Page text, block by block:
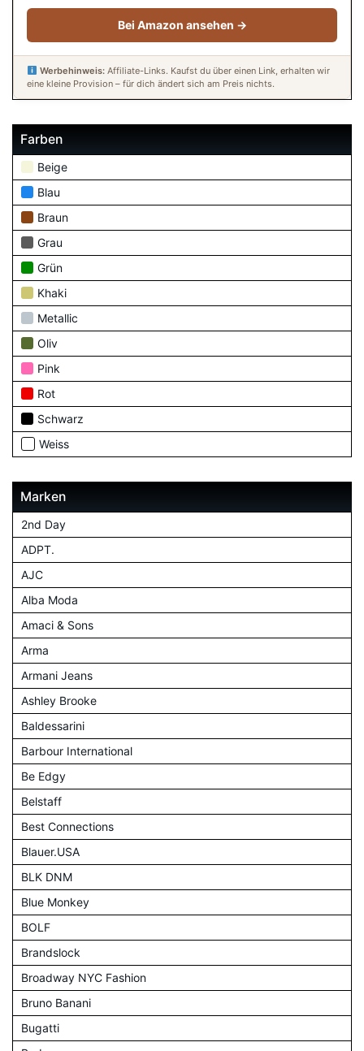
Bei Amazon ansehen →
Werbehinweis:Affiliate-Links. Kaufst du über einen Link, erhalten wir
eine kleine Provision – für dich ändert sich am Preis nichts.
Farben
Beige
Blau
Braun
Grau
Grün
Khaki
Metallic
Oliv
Pink
Rot
Schwarz
Weiss
Marken
2nd Day
ADPT.
AJC
Alba Moda
Amaci & Sons
Arma
Armani Jeans
Ashley Brooke
Baldessarini
Barbour International
Be Edgy
Belstaff
Best Connections
Blauer.USA
BLK DNM
Blue Monkey
BOLF
Brandslock
Broadway NYC Fashion
Bruno Banani
Bugatti